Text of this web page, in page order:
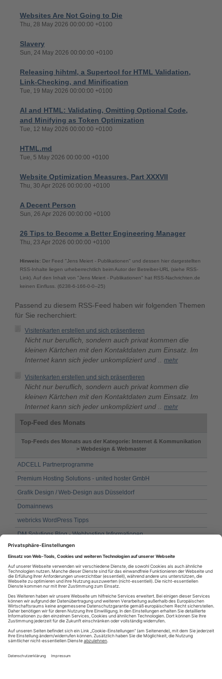
Websites Are Not Going to Die
Thu, 28 May 2026 00:00:00 +0100
Slavery
Sun, 24 May 2026 00:00:00 +0100
Releasing hihtml, a Supertool for HTML Validation,
Link-Checking, and Minification
Tue, 19 May 2026 00:00:00 +0100
AI and HTML: Validating, Omitting Optional Code,
and Minifying as Token Optimization
Tue, 12 May 2026 00:00:00 +0100
HTML.md
Tue, 5 May 2026 00:00:00 +0100
Website Optimization Measures, Part XXXVII
Thu, 30 Apr 2026 00:00:00 +0100
A Decent Person
Sun, 26 Apr 2026 00:00:00 +0100
26 Tips to Become a Better Engineering Manager
Thu, 23 Apr 2026 00:00:00 +0100
Hinweis: Der Feed "Jens Meiert - Publikationen" und dessen hier dargestellten
RSS-Inhalte liegen urheberrechtlich beim Autor der Betreiber-URL (siehe RSS-
Link). Auf den Inhalt von "Jens Meiert - Publikationen" hat RSS-Nachrichten.de
keinen Einfluss. (6238-6-166-0-0--25)
Passend zu diesem RSS-Feed haben wir folgenden Themen
für Sie recherchiert:
Visitenkarten erstellen und sich präsentieren
Nicht nur beruflich, sondern auch privat kommen die
kleinen Kärtchen mit den Kontaktdaten zum Einsatz. Im
Internet kann sich jeder unkompliziert und .. mehr
Visitenkarten erstellen und sich präsentieren
Nicht nur beruflich, sondern auch privat kommen die
kleinen Kärtchen mit den Kontaktdaten zum Einsatz. Im
Internet kann sich jeder unkompliziert und .. mehr
Top-Feed des Monats
Top-Feeds des Monats aus der Kategorie: Internet & Kommunikation
> Webdesign & Webmaster
ADCELL Partnerprogramme
Premium Hosting Solutions - united hoster GmbH
Grafik Design / Web-Design aus Düsseldorf
Domainnews
webricks WordPress Tipps
DM Solutions Blog - Webhosting Informationen
Jens Meiert - Publikationen
Webdesign Portal - Die Seite für eigene Homepage erstellen
Online Software Zeitung - Aktuelle Trends und digitale Werkzeuge im
Fokus